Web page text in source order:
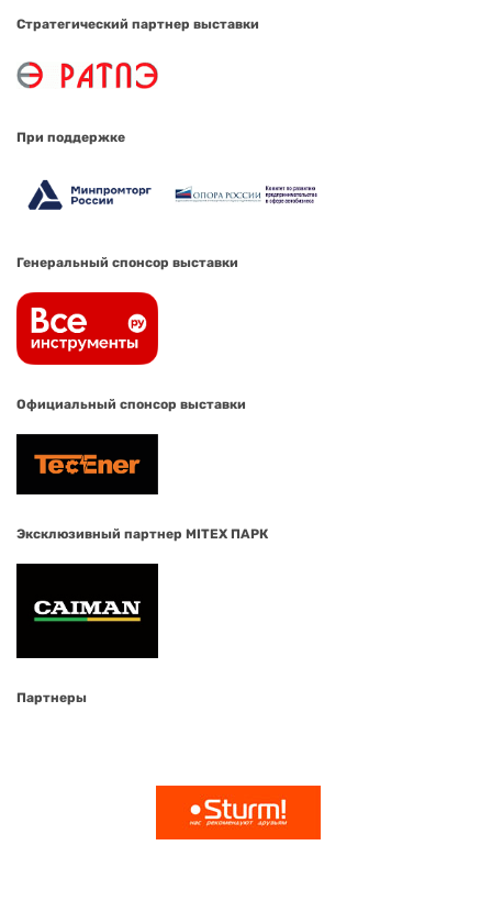
Стратегический партнер выставки
При поддержке
Генеральный спонсор выставки
Официальный спонсор выставки
Эксклюзивный партнер MITEX ПАРК
Партнеры